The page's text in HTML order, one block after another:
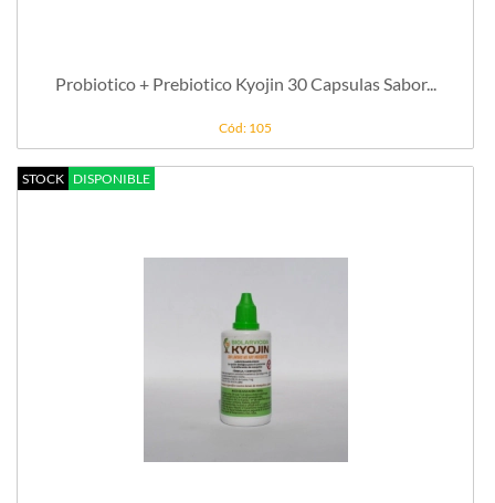
Probiotico + Prebiotico Kyojin 30 Capsulas Sabor...
Cód: 105
STOCK DISPONIBLE